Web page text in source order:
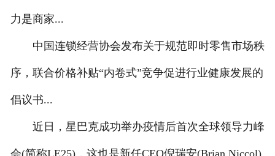
力是商家...
中国连锁经营协会发布关于规范即时零售市场秩
序，联合价格补贴“内卷式”竞争促进行业健康发展的
倡议书...
近日，星巴克成功举办疫情后首次全球领导力峰